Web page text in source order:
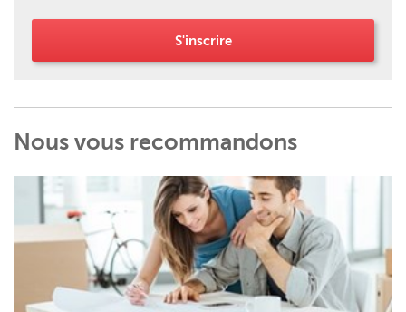
S'inscrire
Nous vous recommandons